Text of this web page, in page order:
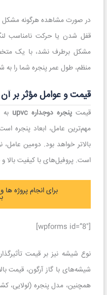
در صورت مشاهده هرگونه مشکل
قفل شدن یا حرکت نامناسب
مشکل برطرف نشد، با یک
منظم، طول عمر پنجره شما را
قیمت و عوامل مؤثر بر آن
قیمتپنجره دوجداره upvc
مهم‌ترین عامل، ابعاد پنجره
بالاتر خواهد بود. دومین عامل،
است. پروفیل‌های با کیفیت بالا
برای انجام پروژه
[wpforms id=”8″]
شیشه‌های با گاز آرگون، قیمت
همچنین، مدل پنجره (لولایی،